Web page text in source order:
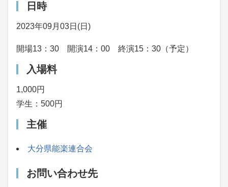
日時
2023年09月03日(日)
開場13：30 開演14：00 終演15：30（予定）
入場料
1,000円
学生：500円
主催
大分県能楽連合会
お問い合わせ先